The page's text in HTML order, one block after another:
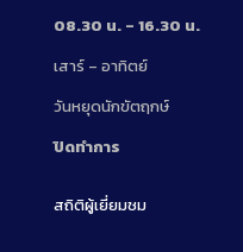
08.30 น. – 16.30 น.
เสาร์ – อาทิตย์
วันหยุดนักขัตฤกษ์
ปิดทำการ
สถิติผู้เยี่ยมชม